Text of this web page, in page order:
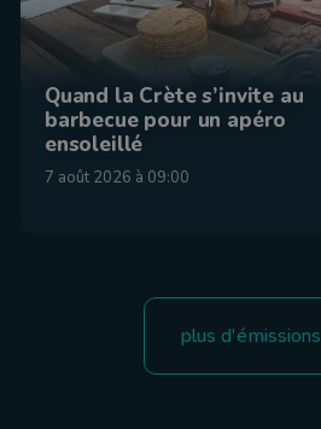
Quand la Crète s’invite au
barbecue pour un apéro
ensoleillé
7 août 2026 à 09:00
plus d'émissions